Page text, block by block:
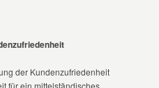
der Kundenzufriedenheit
für ein mittelständisches